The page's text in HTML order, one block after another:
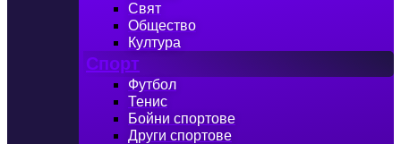
Свят
Общество
Култура
Спорт
Футбол
Тенис
Бойни спортове
Други спортове